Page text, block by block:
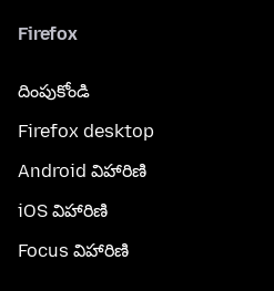
Firefox
దింపుకోండి
Firefox desktop
Android విహారిణి
iOS విహారిణి
Focus విహారిణి